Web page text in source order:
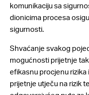
komunikaciju sa
dionicima procesa
sigurnosti.
Shvaćanje svakog
mogućnosti prijetnje
efikasnu procjenu rizika
prijetnje utječu na rizik